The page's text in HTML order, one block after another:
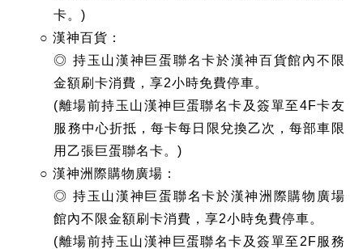
卡。)
○ 漢神百貨：
◎ 持玉山漢神巨蛋聯名卡於漢神百貨館內不限
金額刷卡消費，享2小時免費停車。
(離場前持玉山漢神巨蛋聯名卡及簽單至4F卡友
服務中心折抵，每卡每日限兌換乙次，每部車限
用乙張巨蛋聯名卡。)
○ 漢神洲際購物廣場：
◎ 持玉山漢神巨蛋聯名卡於漢神洲際購物廣場
館內不限金額刷卡消費，享2小時免費停車。
(離場前持玉山漢神巨蛋聯名卡及簽單至2F服務